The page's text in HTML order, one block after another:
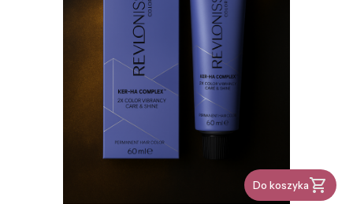
Do koszyka